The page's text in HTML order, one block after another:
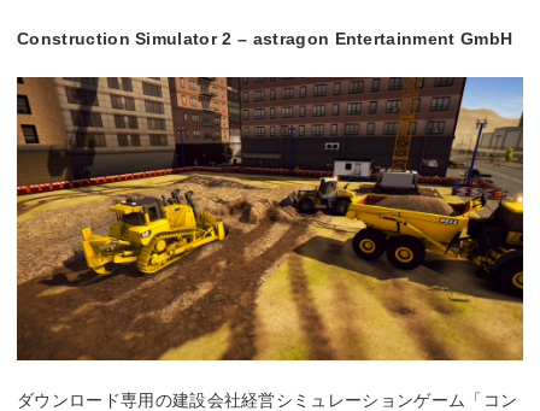
Construction Simulator 2 – astragon Entertainment GmbH
ダウンロード専用の建設会社経営シミュレーションゲーム「コン